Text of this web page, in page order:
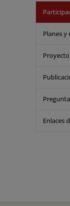
Planes y
Enlaces